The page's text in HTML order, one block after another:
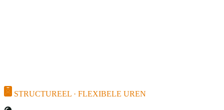
STRUCTUREEL · FLEXIBELE UREN